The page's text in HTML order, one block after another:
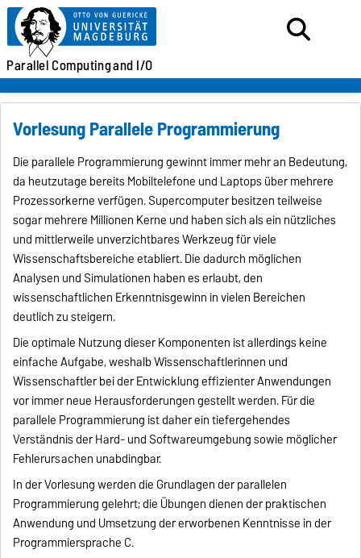
ParallelComputingand I/O
Vorlesung Parallele Programmierung
Die parallele Programmierung gewinnt immer mehr an Bedeutung,
da heutzutage bereits Mobiltelefone und Laptops über mehrere
Prozessorkerne verfügen. Supercomputer besitzen teilweise
sogar mehrere Millionen Kerne und haben sich als ein nützliches
und mittlerweile unverzichtbares Werkzeug für viele
Wissenschaftsbereiche etabliert. Die dadurch möglichen
Analysen und Simulationen haben es erlaubt, den
wissenschaftlichen Erkenntnisgewinn in vielen Bereichen
deutlich zu steigern.
Die optimale Nutzung dieser Komponenten ist allerdings keine
einfache Aufgabe, weshalb Wissenschaftlerinnen und
Wissenschaftler bei der Entwicklung effizienter Anwendungen
vor immer neue Herausforderungen gestellt werden. Für die
parallele Programmierung ist daher ein tiefergehendes
Verständnis der Hard- und Softwareumgebung sowie möglicher
Fehlerursachen unabdingbar.
In der Vorlesung werden die Grundlagen der parallelen
Programmierung gelehrt; die Übungen dienen der praktischen
Anwendung und Umsetzung der erworbenen Kenntnisse in der
Programmiersprache C.